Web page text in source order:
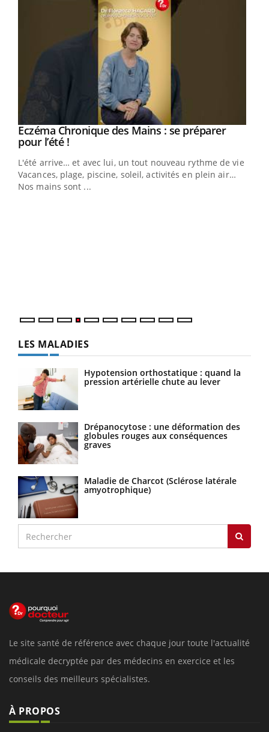
Youtube
Eczéma Chronique des Mains : se préparer
pour l’été !Youtube
L'été arrive… et avec lui, un tout nouveau rythme de vie !
Vacances, plage, piscine, soleil, activités en plein air…
Nos mains sont ...
LES MALADIES
Hypotension orthostatique : quand la
pression artérielle chute au lever
Drépanocytose : une déformation des
globules rouges aux conséquences
graves
Maladie de Charcot (Sclérose latérale
amyotrophique)
Le site santé de référence avec chaque jour toute l'actualité
médicale decryptée par des médecins en exercice et les
conseils des meilleurs spécialistes.
À PROPOS